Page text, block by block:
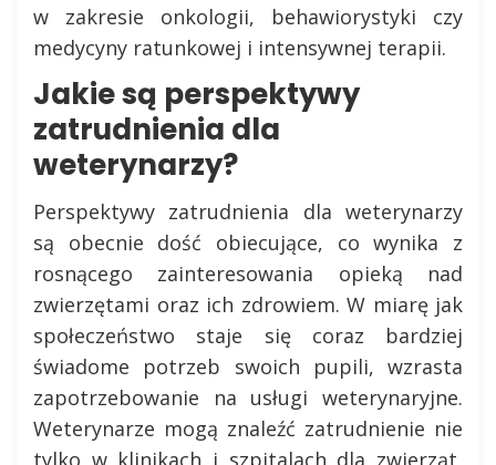
w zakresie onkologii, behawiorystyki czy
medycyny ratunkowej i intensywnej terapii.
Jakie są perspektywy
zatrudnienia dla
weterynarzy?
Perspektywy zatrudnienia dla weterynarzy
są obecnie dość obiecujące, co wynika z
rosnącego zainteresowania opieką nad
zwierzętami oraz ich zdrowiem. W miarę jak
społeczeństwo staje się coraz bardziej
świadome potrzeb swoich pupili, wzrasta
zapotrzebowanie na usługi weterynaryjne.
Weterynarze mogą znaleźć zatrudnienie nie
tylko w klinikach i szpitalach dla zwierząt,